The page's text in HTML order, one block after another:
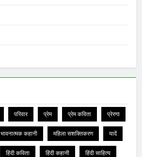
परिवार प्रेम प्रेम कविता प्रेरणा
भावनात्मक कहानी महिला सशक्तिकरण यादें
हिंदी कविता हिंदी कहानी हिंदी साहित्य